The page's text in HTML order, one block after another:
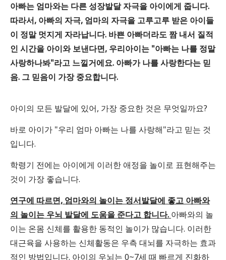
아빠는 엄마와는 다른 성장발달 자극을 아이에게 줍니다.
따라서, 아빠의 자극, 엄마의 자극을 고루고루 받은 아이들
이 정말 멋지게 자라납니다. 바쁜 아빠더라도 짬 내서 질적
인 시간을 아이와 보낸다면, 우리아이는 "아빠는 나를 정말
사랑하나봐"라고 느낄거에요. 아빠가 나를 사랑한다는 믿
음. 그 믿음이 가장 중요합니다.
아이의 모든 발달에 있어, 가장 중요한 것은 무엇일까요?
바로 아이가 "우리 엄마 아빠는 나를 사랑해"라고 믿는 것
입니다.
학령기 전에는 아이에게 이러한 애정을 놀이로 표현해주는
것이 가장 좋습니다.
연구에 따르면, 엄마와의 놀이는 정서발달에 좋고 아빠와
의 놀이는 우뇌 발달에 도움을 준다고 합니다. 아빠와의 놀
이는 온몸 신체를 활용한 동적인 놀이가 많습니다. 이러한
대근육을 사용하는 신체활동은 우측 대뇌를 자극하는 효과
적인 방법입니다. 아이의 우뇌는 0~7세 때 빠르게 진화하